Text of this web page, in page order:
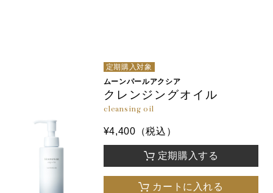
定期購入対象
ムーンパールアクシア
クレンジングオイル
cleansing oil
¥4,400（税込）
定期購入する
カートに入れる